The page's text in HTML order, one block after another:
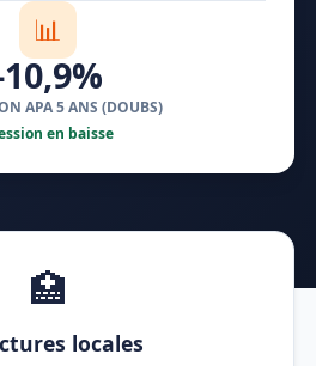
📊
APA 5 ANS (DOUBS)
en baisse
🏥
locales